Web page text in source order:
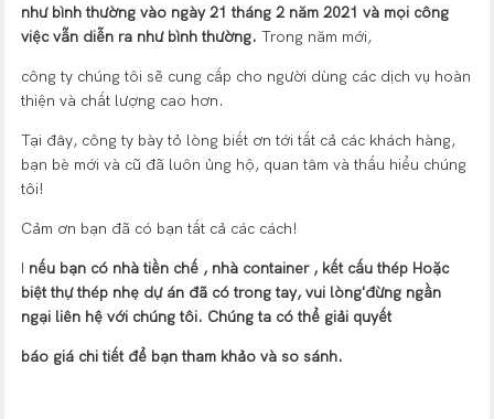
như bình thường vào ngày 21 tháng 2 năm 2021 và mọi công
việc vẫn diễn ra như bình thường.Trong năm mới,
công ty chúng tôi sẽ cung cấp cho người dùng các dịch vụ hoàn
thiện và chất lượng cao hơn.
Tại đây, công ty bày tỏ lòng biết ơn tới tất cả các khách hàng,
bạn bè mới và cũ đã luôn ủng hộ, quan tâm và thấu hiểu chúng
tôi!
Cảm ơn bạn đã có bạn tất cả các cách!
I nếu bạn có nhà tiền chế , nhà container , kết cấu thép Hoặc
biệt thự thép nhẹ dự án đã có trong tay, vui lòng'đừng ngần
ngại liên hệ với chúng tôi. Chúng ta có thể giải quyết
báo giá chi tiết để bạn tham khảo và so sánh.